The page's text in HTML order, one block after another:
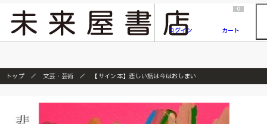
『ONE PIECE magazine 021 ONE PIECEカード付き同梱版』発売延期のご案内
ログイン
0
カート
トップ 文芸・芸術 【サイン本】悲しい話は今はおしまい